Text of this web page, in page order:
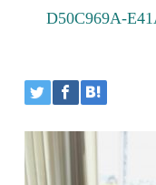
D50C969A-